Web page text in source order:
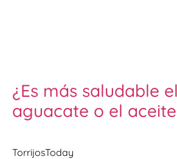
¿Es más saludable
aguacate o el
TorrijosToday